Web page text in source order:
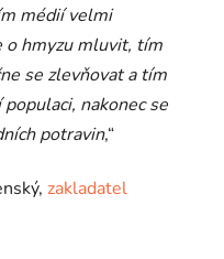
médií velmi
o hmyzu mluvit, tím
se zlevňovat a tím
nakonec se
potravin,“
zakladatel